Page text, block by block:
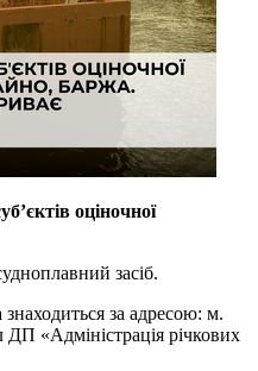
оціночної
засіб.
за адресою: м.
«Адміністрація річкових